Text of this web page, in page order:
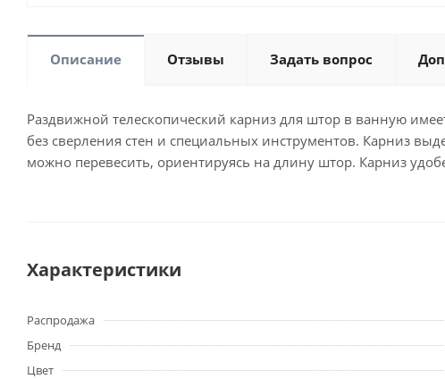
Описание Отзывы Задать вопрос
Раздвижной телескопический карниз для штор в ванную
без сверления стен и специальных инструментов. Карниз
можно перевесить, ориентируясь на длину штор. Карниз
Характеристики
Распродажа
Бренд
Цвет